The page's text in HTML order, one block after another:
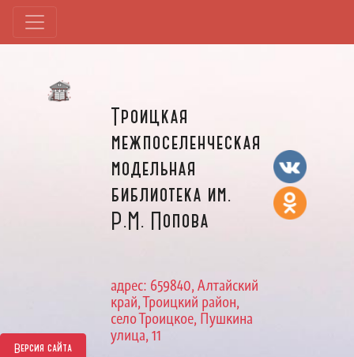
Версия сайта
Троицкая
межпоселенческая
модельная
библиотека им.
Р.М. Попова
адрес: 659840, Алтайский
край, Троицкий район,
село Троицкое, Пушкина
улица, 11